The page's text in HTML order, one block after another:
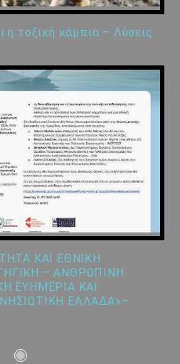
τοξική κάμπια – Λύσεις
ΚΑΙ ΕΘΝΙΚΗ
– ΑΝΘΡΩΠΙΝΗ
ΕΥΗΜΕΡΙΑ ΚΑΙ
ΕΛΛΑΔΑ»–